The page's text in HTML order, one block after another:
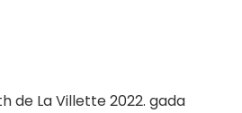
de La Villette 2022. gada